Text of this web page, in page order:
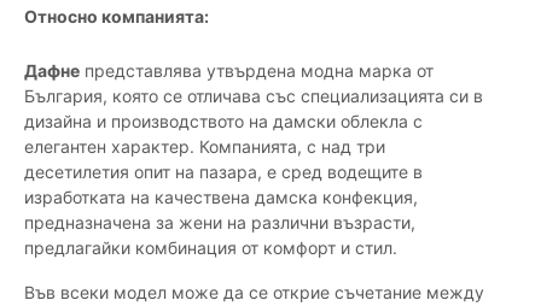
Относно компанията:
Дафне представлява утвърдена модна марка от
България, която се отличава със специализацията си в
дизайна и производството на дамски облекла с
елегантен характер. Компанията, с над три
десетилетия опит на пазара, е сред водещите в
изработката на качествена дамска конфекция,
предназначена за жени на различни възрасти,
предлагайки комбинация от комфорт и стил.
Във всеки модел може да се открие съчетание между